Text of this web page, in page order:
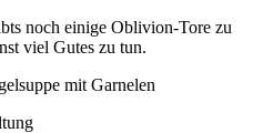
noch einige Oblivion-Tore zu
viel Gutes zu tun.
mit Garnelen